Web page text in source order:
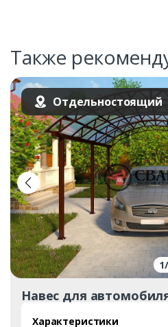
Также
Отдельностоящий
1/
Навес для
Характеристики